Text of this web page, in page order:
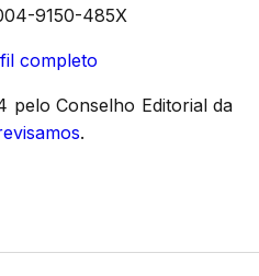
9150-485X
completo
pelo Conselho Editorial da
.